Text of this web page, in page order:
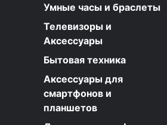
Умные часы и браслеты
Телевизоры и
Аксессуары
Бытовая техника
Аксессуары для
смартфонов и
планшетов